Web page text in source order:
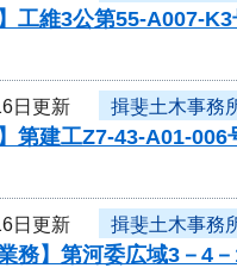
】工維3公第55-
日更新 揖斐土木事務
】第建工Z7-43-A01-
日更新 揖斐土木事務
業務】第河委広域3－